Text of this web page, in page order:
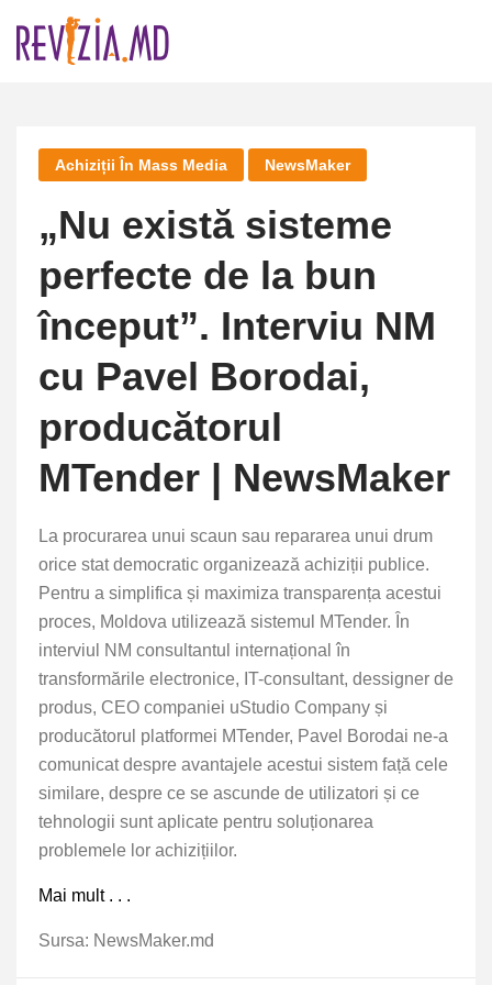
Achiziții În Mass Media NewsMaker
„Nu există sisteme
perfecte de la bun
început”. Interviu NM
cu Pavel Borodai,
producătorul
MTender | NewsMaker
La procurarea unui scaun sau repararea unui drum
orice stat democratic organizează achiziții publice.
Pentru a simplifica și maximiza transparența acestui
proces, Moldova utilizează sistemul MTender. În
interviul NM consultantul internațional în
transformările electronice, IT-consultant, dessigner de
produs, CEO companiei uStudio Company și
producătorul platformei MTender, Pavel Borodai ne-a
comunicat despre avantajele acestui sistem față cele
similare, despre ce se ascunde de utilizatori și ce
tehnologii sunt aplicate pentru soluționarea
problemele lor achizițiilor.
Mai mult . . .
Sursa: NewsMaker.md